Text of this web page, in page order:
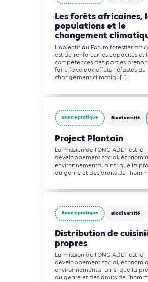
Les forêts africaines,
populations et le
changement
L'objectif du Forum forestier
est de renforcer les capacités et
compétences des parties
faire face aux effets néfastes du
changement climatiqu[...]
Bonne pratique Biodiversité
Project Plantain
La mission de l'ONG ADET est le
développement social,
environnemental ainsi que la
du genre et des droits de
Bonne pratique Biodiversité
Distribution de
propres
La mission de l'ONG ADET est le
développement social,
environnemental ainsi que la
du genre et des droits de